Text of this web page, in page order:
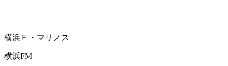
横浜Ｆ・マリノス
横浜FM